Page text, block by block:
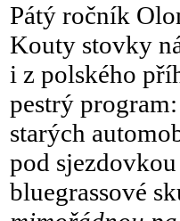
Pátý ročník
Kouty stovky
i z polského
pestrý
starých
pod
bluegrassové